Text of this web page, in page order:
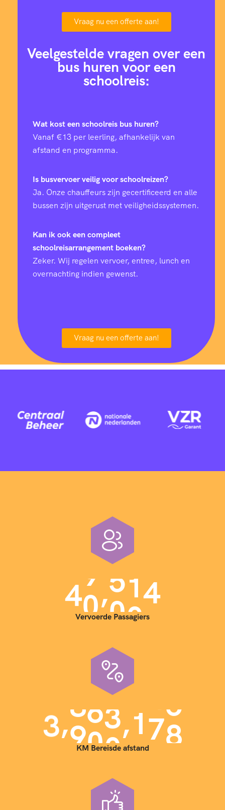
Vraag nu een offerte aan!
Veelgestelde vragen over een
bus huren voor een
schoolreis:
Wat kost een schoolreis bus huren?
Vanaf €13 per leerling, afhankelijk van
afstand en programma.
Is busvervoer veilig voor schoolreizen?
Ja. Onze chauffeurs zijn gecertificeerd en alle
bussen zijn uitgerust met veiligheidssystemen.
Kan ik ook een compleet
schoolreisarrangement boeken?
Zeker. Wij regelen vervoer, entree, lunch en
overnachting indien gewenst.
Vraag nu een offerte aan!
40,000
Vervoerde Passagiers
3,900,000
KM Bereisde afstand